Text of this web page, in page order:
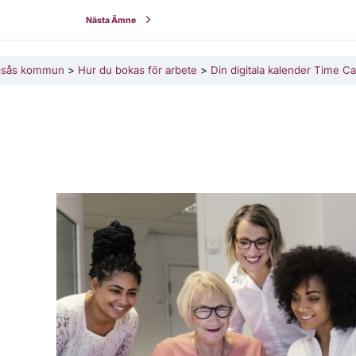
Nästa Ämne
kommun Hur du bokas för arbete Din digitala kalender Time